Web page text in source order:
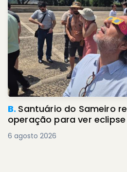
B. Santuário do Sameiro
operação para ver
6 agosto 2026